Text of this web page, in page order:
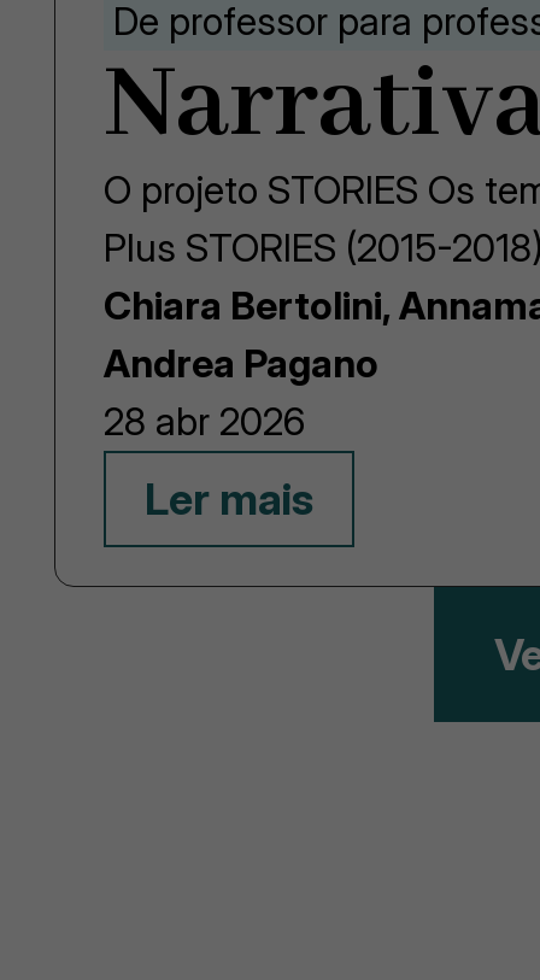
De professor para
O projeto STORIES Os
Plus STORIES (2015-
Chiara Bertolini,
Andrea Pagano
28 abr 2026
Ler mais